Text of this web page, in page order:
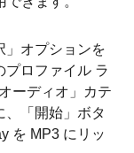
」オプションを
プロファイル ラ
ーディオ」カテ
、「開始」ボタ
を MP3 にリッ